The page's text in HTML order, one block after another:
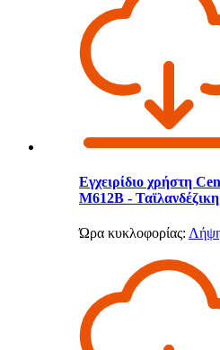
Εγχειρίδιο χρήστη
M612B -
Ώρα κυκλοφορίας: